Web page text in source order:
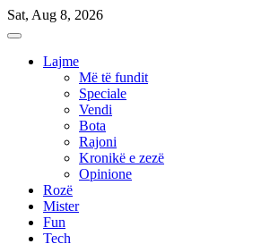
Skip
to
Sat, Aug 8, 2026
Lajme
Më të fundit
Speciale
Vendi
Bota
Rajoni
Kronikë e zezë
Opinione
Rozë
Mister
Fun
Tech